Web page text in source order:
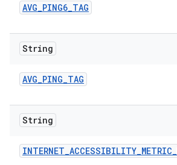
AVG_PING6_TAG
String
AVG_PING_TAG
String
INTERNET_ACCESSIBILITY_METRIC_